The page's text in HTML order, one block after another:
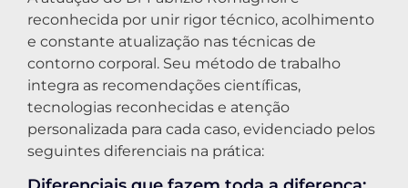
reconhecida por unir rigor técnico, acolhimento
e constante atualização nas técnicas de
contorno corporal. Seu método de trabalho
integra as recomendações científicas,
tecnologias reconhecidas e atenção
personalizada para cada caso, evidenciado pelos
seguintes diferenciais na prática: